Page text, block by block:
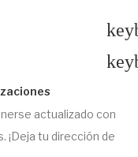
actualizado con
¡Deja tu dirección de